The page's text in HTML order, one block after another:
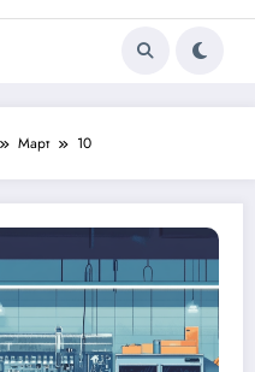
Март 10